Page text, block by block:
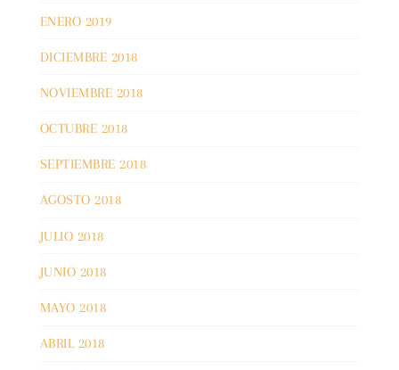
ENERO 2019
DICIEMBRE 2018
NOVIEMBRE 2018
OCTUBRE 2018
SEPTIEMBRE 2018
AGOSTO 2018
JULIO 2018
JUNIO 2018
MAYO 2018
ABRIL 2018